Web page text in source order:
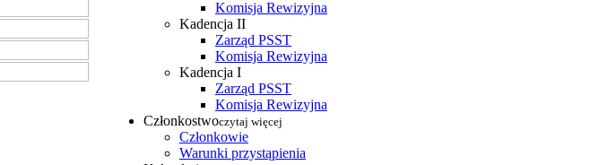
Komisja Rewizyjna
Kadencja II
Zarząd PSST
Komisja Rewizyjna
Kadencja I
Zarząd PSST
Komisja Rewizyjna
Członkostwoczytaj więcej
Członkowie
Warunki przystąpienia